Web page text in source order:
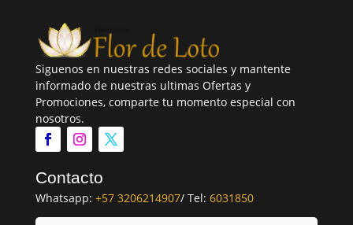
Siguenos en nuestras redes sociales y mantente
informado de nuestras ultimas Ofertas y
Promociones, comparte tu momento especial con
nosotros.
Contacto
Whatsapp: +57 3206214907/ Tel: 6031850